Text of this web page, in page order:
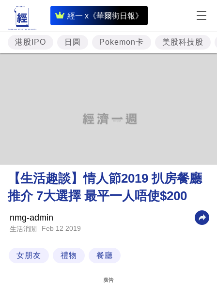
經一 x《華爾街日報》
即
時
財
經
理
財
商
科
港股IPO 日圓 Pokemon卡 美股科技股
【生活趣談】情人節2019 扒房餐廳
推介 7大選擇 最平一人唔使$200
nmg-admin
生活消閒 Feb 12 2019
女朋友 禮物 餐廳
廣告